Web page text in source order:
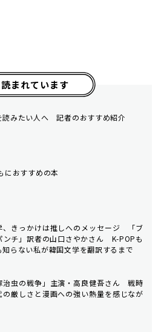
まれています
読みたい人へ 記者のおすすめ紹介
におすすめの本
、きっかけは推しへのメッセージ 「ブ
ンチ」訳者の山口さやかさん K-POPも
らない私が韓国文学を翻訳するまで
治虫の戦争」主演・高良健吾さん 戦時
の厳しさと漫画への強い熱量を感じなが